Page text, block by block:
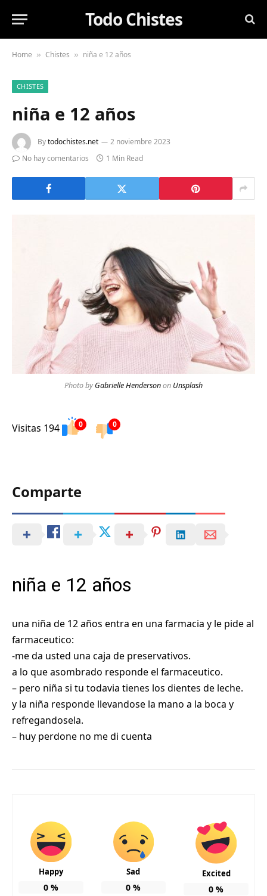
Todo Chistes
Home » Chistes » niña e 12 años
CHISTES
niña e 12 años
Bytodochistes.net
2 noviembre 2023
No hay comentarios
1 Min Read
Photo byGabrielle Hendersonon Unsplash
Visitas 194 0 0
Comparte
niña e 12 años
una niña de 12 años entra en una farmacia y le pide al
farmaceutico:
-me da usted una caja de preservativos.
a lo que asombrado responde el farmaceutico.
– pero niña si tu todavia tienes los dientes de leche.
y la niña responde llevandose la mano a la boca y
refregandosela.
– huy perdone no me di cuenta
Happy
0%
Sad
0 %
Excited
0 %